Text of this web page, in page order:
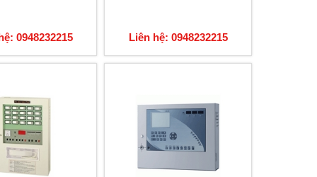
0948232215 Liên hệ: 0948232215